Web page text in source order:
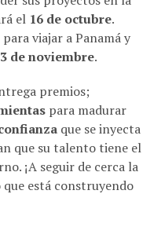
viajar a Panamá y
de noviembre.
para madurar
que se inyecta
que su talento tiene el
¡A seguir de cerca la
está construyendo